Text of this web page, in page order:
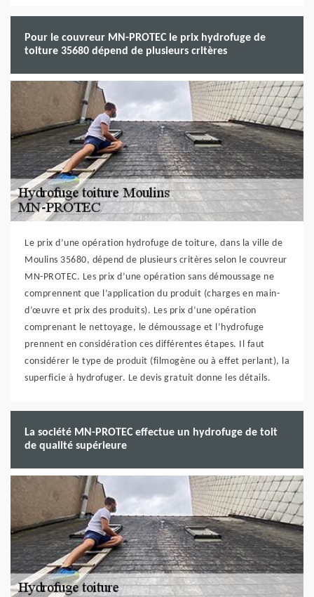
Pour le couvreur MN-PROTEC le prix hydrofuge de
toiture 35680 dépend de plusieurs critères
Le prix d’une opération hydrofuge de toiture, dans la ville de
Moulins 35680, dépend de plusieurs critères selon le couvreur
MN-PROTEC. Les prix d’une opération sans démoussage ne
comprennent que l’application du produit (charges en main-
d’œuvre et prix des produits). Les prix d’une opération
comprenant le nettoyage, le démoussage et l’hydrofuge
prennent en considération ces différentes étapes. Il faut
considérer le type de produit (filmogène ou à effet perlant), la
superficie à hydrofuger. Le devis gratuit donne les détails.
La société MN-PROTEC effectue un hydrofuge de toit
de qualité supérieure